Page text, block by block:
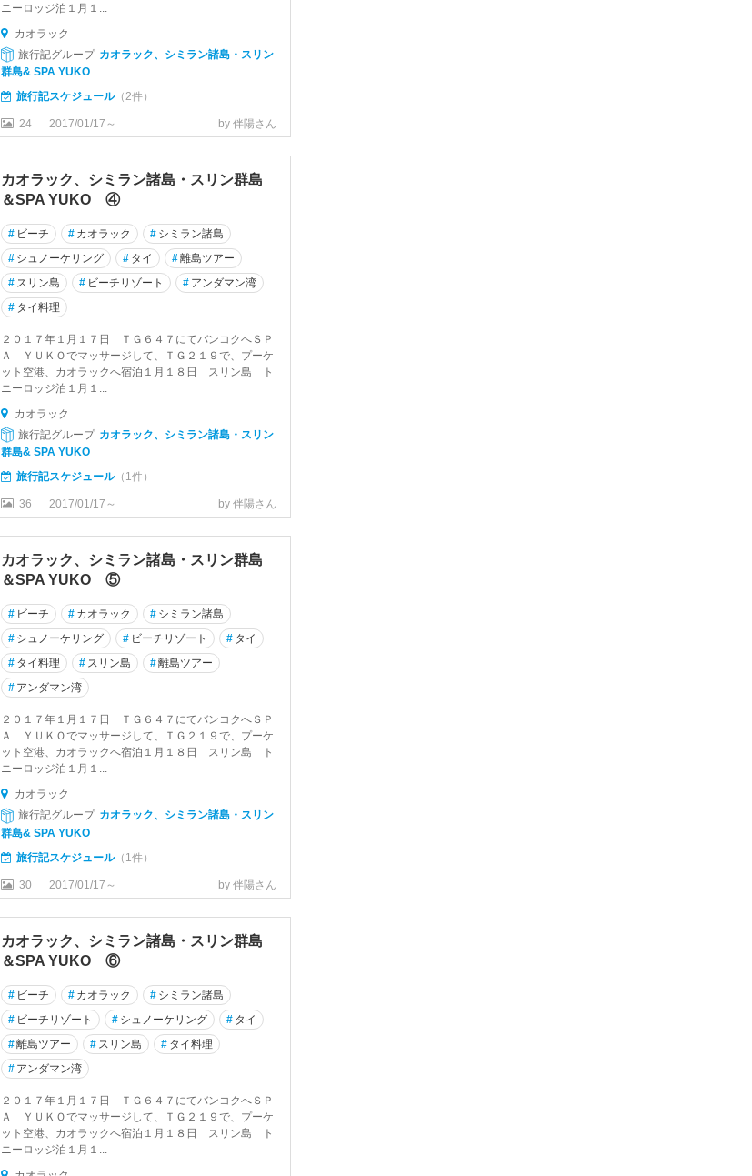
ニーロッジ泊１月１...
カオラック
旅行記グループ カオラック、シミラン諸島・スリン
群島& SPA YUKO
旅行記スケジュール（2件）
24 2017/01/17～ by 伴陽さん
カオラック、シミラン諸島・スリン群島
＆SPA YUKO ④
# ビーチ # カオラック # シミラン諸島
# シュノーケリング # タイ #離島ツアー
# スリン島 # ビーチリゾート # アンダマン湾
# タイ料理
２０１７年１月１７日 ＴＧ６４７にてバンコクへＳＰ
Ａ ＹＵＫＯでマッサージして、ＴＧ２１９で、プーケ
ット空港、カオラックへ宿泊１月１８日 スリン島 ト
ニーロッジ泊１月１...
カオラック
旅行記グループ カオラック、シミラン諸島・スリン
群島& SPA YUKO
旅行記スケジュール（1件）
36 2017/01/17～ by 伴陽さん
カオラック、シミラン諸島・スリン群島
＆SPA YUKO ⑤
# ビーチ # カオラック # シミラン諸島
# シュノーケリング # ビーチリゾート # タイ
# タイ料理 # スリン島 #離島ツアー
# アンダマン湾
２０１７年１月１７日 ＴＧ６４７にてバンコクへＳＰ
Ａ ＹＵＫＯでマッサージして、ＴＧ２１９で、プーケ
ット空港、カオラックへ宿泊１月１８日 スリン島 ト
ニーロッジ泊１月１...
カオラック
旅行記グループ カオラック、シミラン諸島・スリン
群島& SPA YUKO
旅行記スケジュール（1件）
30 2017/01/17～ by 伴陽さん
カオラック、シミラン諸島・スリン群島
＆SPA YUKO ⑥
# ビーチ # カオラック # シミラン諸島
# ビーチリゾート # シュノーケリング # タイ
#離島ツアー # スリン島 # タイ料理
# アンダマン湾
２０１７年１月１７日 ＴＧ６４７にてバンコクへＳＰ
Ａ ＹＵＫＯでマッサージして、ＴＧ２１９で、プーケ
ット空港、カオラックへ宿泊１月１８日 スリン島 ト
ニーロッジ泊１月１...